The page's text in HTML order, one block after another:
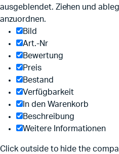
ausgeblendet. Ziehen und
anzuordnen.
Bild
Art.-Nr
Bewertung
Preis
Bestand
Verfügbarkeit
In den Warenkorb
Beschreibung
Weitere Informationen
Click outside to hide the